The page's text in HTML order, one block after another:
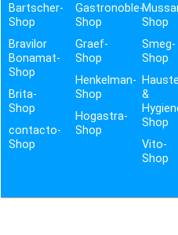
Bartscher-
Shop
Bravilor
Bonamat-
Shop
Brita-
Shop
contacto-
Shop
Gastronoble-
Shop
Graef-
Shop
Henkelman-
Shop
Hogastra-
Shop
Shop
Smeg-
Shop
&
Shop
Vito-
Shop